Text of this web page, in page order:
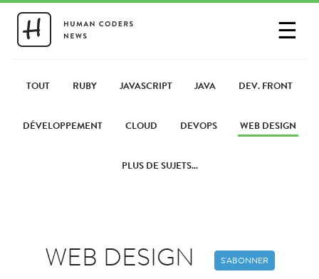
☰
PARTAGER UN LIEN
TOUT RUBY JAVASCRIPT JAVA DEV. FRONT
DÉVELOPPEMENT CLOUD DEVOPS WEB DESIGN
PLUS DE SUJETS...
WEB DESIGN S'ABONNER